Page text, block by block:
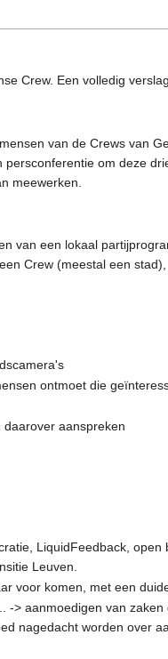
Crew. Een volledig
van de Crews van
om deze
meewerken.
van een lokaal
Crew (meestal een
ontmoet die
daarover aanspreken
LiquidFeedback,
Leuven.
voor komen, met een
-> aanmoedigen van
nagedacht worden over